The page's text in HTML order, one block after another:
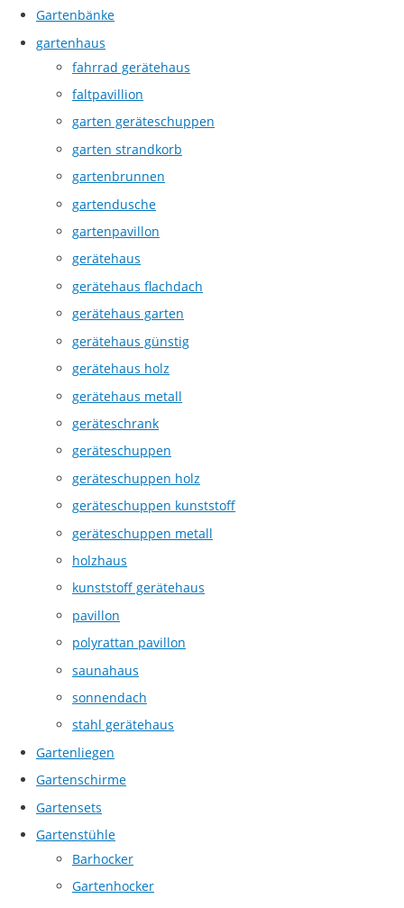
Gartenbänke
gartenhaus
fahrrad gerätehaus
faltpavillion
garten geräteschuppen
garten strandkorb
gartenbrunnen
gartendusche
gartenpavillon
gerätehaus
gerätehaus flachdach
gerätehaus garten
gerätehaus günstig
gerätehaus holz
gerätehaus metall
geräteschrank
geräteschuppen
geräteschuppen holz
geräteschuppen kunststoff
geräteschuppen metall
holzhaus
kunststoff gerätehaus
pavillon
polyrattan pavillon
saunahaus
sonnendach
stahl gerätehaus
Gartenliegen
Gartenschirme
Gartensets
Gartenstühle
Barhocker
Gartenhocker